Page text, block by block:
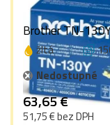
Brother TN-
žltá
Nedostupné
63,65 €
51,75 € bez DPH